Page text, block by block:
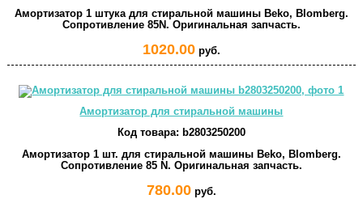
Амортизатор 1 штука для стиральной машины Beko, Blomberg.
Сопротивление 85N. Оригинальная запчасть.
1020.00руб.
Амортизатор для стиральной машины
Код товара: b2803250200
Амортизатор 1 шт. для стиральной машины Beko, Blomberg.
Сопротивление 85 N. Оригинальная запчасть.
780.00руб.